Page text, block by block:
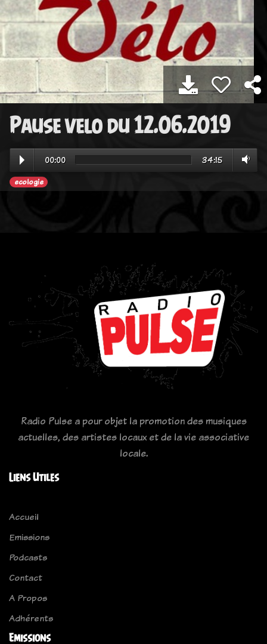
Pause velo du 12.06.2019
00:00 34:15
ecologie
Radio Pulse a pour objet la promotion des musiques
actuelles, des artistes locaux et de la vie associative
locale.
Liens Utiles
Accueil
Emissions
Podcasts
Contact
A Propos
Adhérents
Emissions